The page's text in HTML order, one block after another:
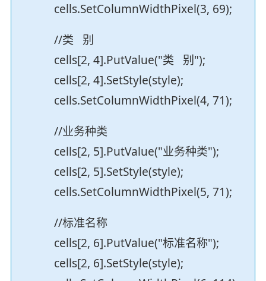
cells.SetColumnWidthPixel(3, 69);
//类 别
cells[2, 4].PutValue("类 别");
cells[2, 4].SetStyle(style);
cells.SetColumnWidthPixel(4, 71);
//业务种类
cells[2, 5].PutValue("业务种类");
cells[2, 5].SetStyle(style);
cells.SetColumnWidthPixel(5, 71);
//标准名称
cells[2, 6].PutValue("标准名称");
cells[2, 6].SetStyle(style);